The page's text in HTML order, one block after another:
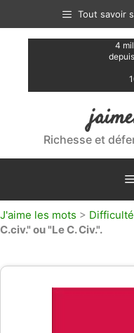
contenu
Tout savoir
4
Richesse et
J'aime les mots >
C.civ." ou "Le C. Civ.".